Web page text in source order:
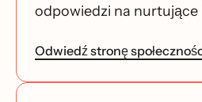
odpowiedzi na nurtujące
Odwiedź stronę